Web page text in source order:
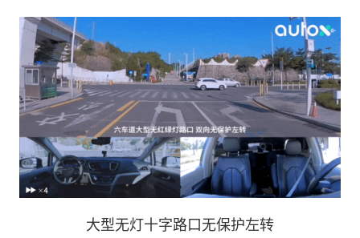
大型无灯十字路口无保护左转